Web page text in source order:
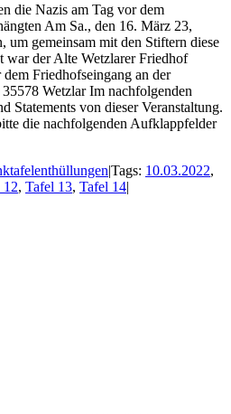
die Nazis am Tag vor dem
Am Sa., den 16. März 23,
um gemeinsam mit den Stiftern diese
war der Alte Wetzlarer Friedhof
Friedhofseingang an der
Wetzlar Im nachfolgenden
Statements von dieser Veranstaltung.
die nachfolgenden Aufklappfelder
|Tags: 10.03.2022,
12, Tafel 13, Tafel 14|